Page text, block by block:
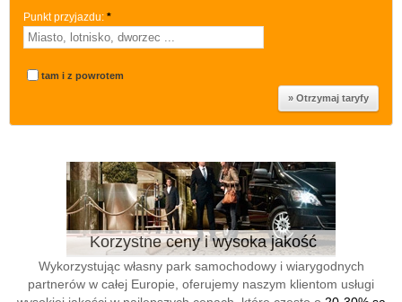
Punkt przyjazdu: *
tam i z powrotem
Korzystne ceny i wysoka jakość
Wykorzystując własny park samochodowy i wiarygodnych
partnerów w całej Europie, oferujemy naszym klientom usługi